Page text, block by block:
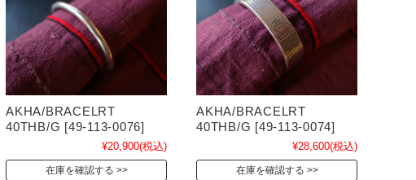
AKHA/BRACELRT
40THB/G [49-113-0076]
¥20,900(税込)
在庫を確認する
AKHA/BRACELRT
40THB/G [49-113-0074]
¥28,600(税込)
在庫を確認する